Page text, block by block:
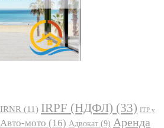
IRNR (11) IRPF (НДФЛ) (33) ITP y
Авто-мото (16) Адвокат (9) Аренда